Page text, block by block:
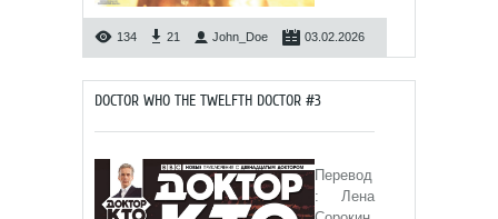
134 21 John_Doe 03.02.2026
DOCTOR WHO THE TWELFTH DOCTOR #3
Перевод
: Лена